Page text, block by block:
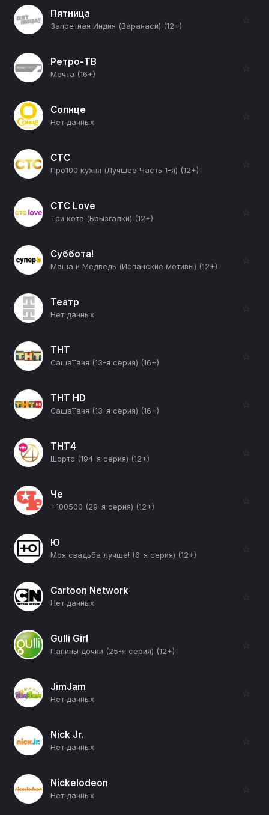
Пятница
Запретная Индия (Варанаси) (12+)
☆
Ретро-ТВ
Мечта (16+)
☆
Солнце
Нет данных
☆
СТС
Про100 кухня (Лучшее Часть 1-я) (12+)
☆
СТС Love
Три кота (Брызгалки) (12+)
☆
Суббота!
Маша и Медведь (Испанские мотивы) (12+)
☆
Театр
Нет данных
☆
ТНТ
СашаТаня (13-я серия) (16+)
☆
ТНТ HD
СашаТаня (13-я серия) (16+)
☆
ТНТ4
Шортс (194-я серия) (12+)
☆
Че
+100500 (29-я серия) (12+)
☆
Ю
Моя свадьба лучше! (6-я серия) (12+)
☆
Cartoon Network
Нет данных
☆
Gulli Girl
Папины дочки (25-я серия) (12+)
☆
JimJam
Нет данных
☆
Nick Jr.
Нет данных
☆
Nickelodeon
Нет данных
☆